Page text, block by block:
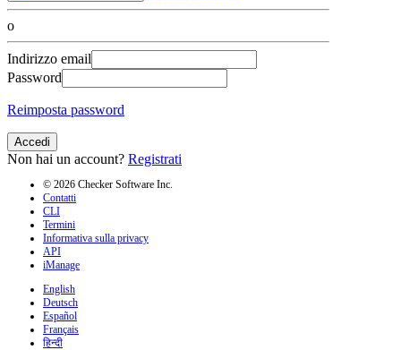
o
Indirizzo email
Password
Reimposta password
Accedi
Non hai un account? Registrati
© 2026 Checker Software Inc.
Contatti
CLI
Termini
Informativa sulla privacy
API
iManage
English
Deutsch
Español
Français
हिन्दी